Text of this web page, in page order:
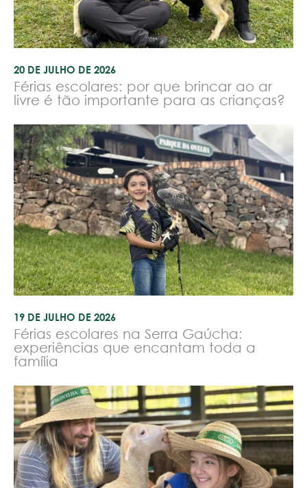
20 DE JULHO DE 2026
Férias escolares: por que brincar ao ar
livre é tão importante para as crianças?
19 DE JULHO DE 2026
Férias escolares na Serra Gaúcha:
experiências que encantam toda a
família